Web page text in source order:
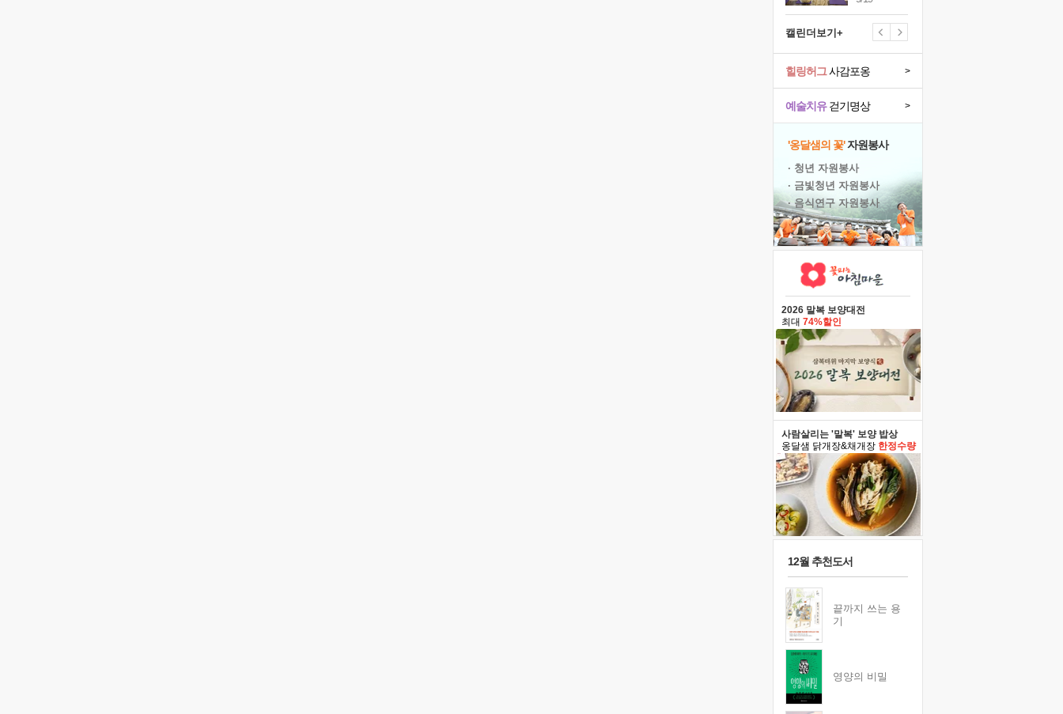
캘린더보기+
예술치유걷기명상 >
힐링허그사감포옹 >
'옹달샘의 꽃'자원봉사
· 청년 자원봉사
· 금빛청년 자원봉사
· 음식연구 자원봉사
2026 말복 보양대전
최대 74%할인
사람살리는 '말복' 보양 밥상
옹달샘 닭개장&채개장 한정수량
12월 추천도서
끝까지 쓰는 용
기
영양의 비밀